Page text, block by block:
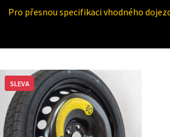
Pro přesnou specifikaci vhodného
SLEVA